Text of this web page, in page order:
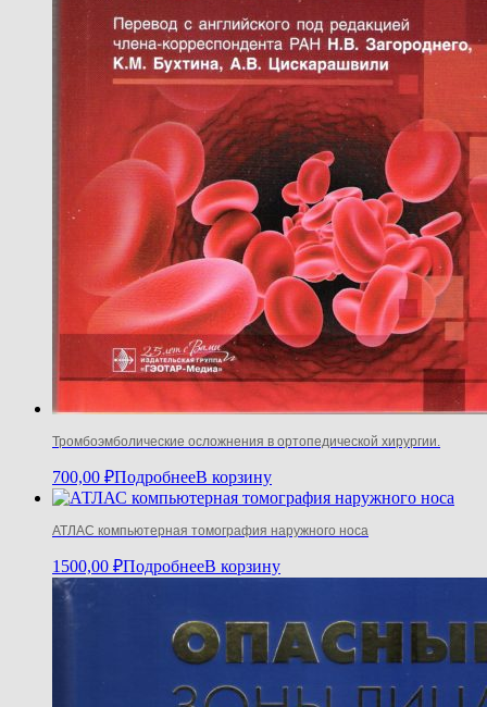
Тромбоэмболические осложнения в ортопедической хирургии.
700,00 ₽ПодробнееВ корзину
АТЛАС компьютерная томография наружного носа
1500,00 ₽ПодробнееВ корзину